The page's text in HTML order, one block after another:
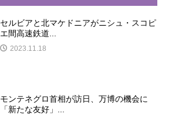
セルビアと北マケドニアがニシュ・スコピ
エ間高速鉄道...
2023.11.18
モンテネグロ首相が訪日、万博の機会に
「新たな友好」...